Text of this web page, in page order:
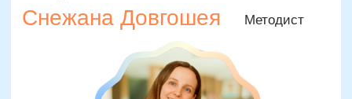
Только до 7 августа
Двойная выгода этим летом:
−20% на любой абонемент